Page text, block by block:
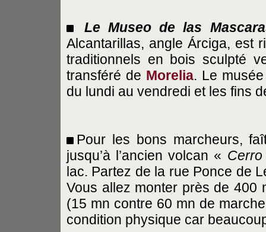
LeMuseo de las
Alcantarillas, angle Árciga, est
traditionnels en bois sculpté
transféré de Morelia. Le
du lundi au vendredi et les fins
Pour les bons marcheurs,
jusqu’à l’ancien volcan «
lac. Partez de la rue Ponce de
Vous allez monter près de 400
(15 mn contre 60 mn de
condition physique car